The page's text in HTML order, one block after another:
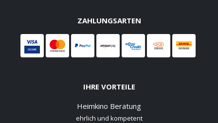
ZAHLUNGSARTEN
IHRE VORTEILE
Heimkino Beratung
ehrlich und kompetent